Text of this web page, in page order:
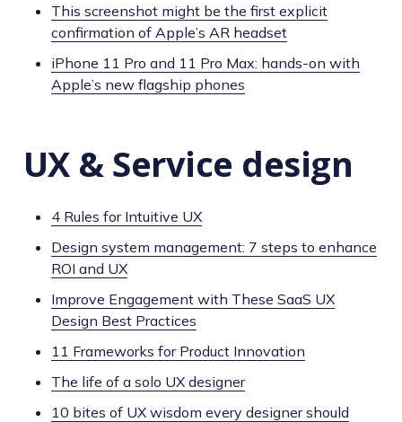
This screenshot might be the first explicit
confirmation of Apple’s AR headset
iPhone 11 Pro and 11 Pro Max: hands-on with
Apple’s new flagship phones
UX & Service design
4 Rules for Intuitive UX
Design system management: 7 steps to enhance
ROI and UX
Improve Engagement with These SaaS UX
Design Best Practices
11 Frameworks for Product Innovation
The life of a solo UX designer
10 bites of UX wisdom every designer should